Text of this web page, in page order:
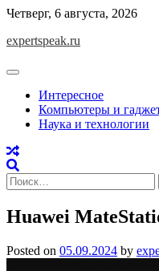
Skip
content
Четверг, 6 августа, 2026
expertspeak.ru
Интересное
Компьютеры и
Наука и технологии
Найти:
Huawei
Posted on 05.09.2024 by